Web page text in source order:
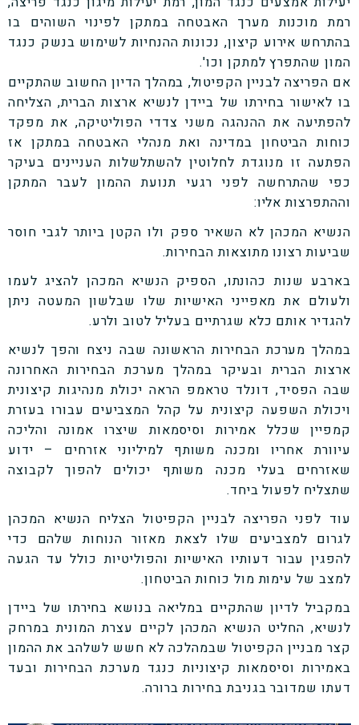
רמת מוכנות מערך האבטחה במתקן לפינוי השוהים בו
בהתרחש אירוע קיצון, נכונות ההנחיות לשימוש בנשק כנגד
המון שהתפרץ למתקן וכו'.
אם הפריצה לבניין הקפיטול, במהלך הדיון החשוב שהתקיים
בו לאישור בחירתו של ביידן לנשיא ארצות הברית, הצליחה
להפתיעה את ההנהגה משני צדדי הפוליטיקה, את מפקד
כוחות הביטחון במדינה ואת מנהלי האבטחה במתקן אז
הפתעה זו מנוגדת לחלוטין להשתלשלות העניינים בעיקר
כפי שהתרחשה לפני רגעי תנועת ההמון לעבר המתקן
וההתפרצות אליו:
הנשיא המכהן לא השאיר ספק ולו הקטן ביותר לגבי חוסר
שביעות רצונו מתוצאות הבחירות.
בארבע שנות כהונתו, הספיק הנשיא המכהן להציג לעמו
ולעולם את מאפייני האישיות שלו שבלשון המעטה ניתן
להגדיר אותם כלא שגרתיים בעליל לטוב ולרע.
במהלך מערכת הבחירות הראשונה שבה ניצח והפך לנשיא
ארצות הברית ובעיקר במהלך מערכת הבחירות האחרונה
שבה הפסיד, דונלד טראמפ הראה יכולת מנהיגות קיצונית
ויכולת השפעה קיצונית על קהל המצביעים עבורו בעזרת
קמפיין שכלל אמירות וסיסמאות שיצרו אמונה והליכה
עיוורת אחריו ומכנה משותף למיליוני אזרחים – ידוע
שאזרחים בעלי מכנה משותף יכולים להפוך לקבוצה
שתצליח לפעול ביחד.
עוד לפני הפריצה לבניין הקפיטול הצליח הנשיא המכהן
לגרום למצביעים שלו לצאת מאזור הנוחות שלהם כדי
להפגין עבור דעותיו האישיות והפוליטיות כולל עד הגעה
למצב של עימות מול כוחות הביטחון.
במקביל לדיון שהתקיים במליאה בנושא בחירתו של ביידן
לנשיא, החליט הנשיא המכהן לקיים עצרת המונית במרחק
קצר מבניין הקפיטול שבמהלכה לא חשש לשלהב את ההמון
באמירות וסיסמאות קיצוניות כנגד מערכת הבחירות ובעד
דעתו שמדובר בגניבת בחירות ברורה.